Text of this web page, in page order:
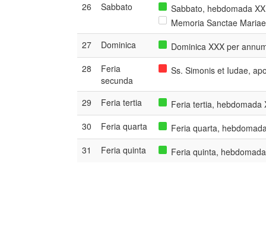
26
Sabbato
Sabbato, hebdomada
Memoria Sanctae
27
Dominica
Dominica XXX per
28
Feria
secunda
Ss. Simonis et Iudae,
29 Feria tertia
Feria tertia, hebdomada
30
Feria quarta
Feria quarta,
31
Feria quinta Feria quinta,